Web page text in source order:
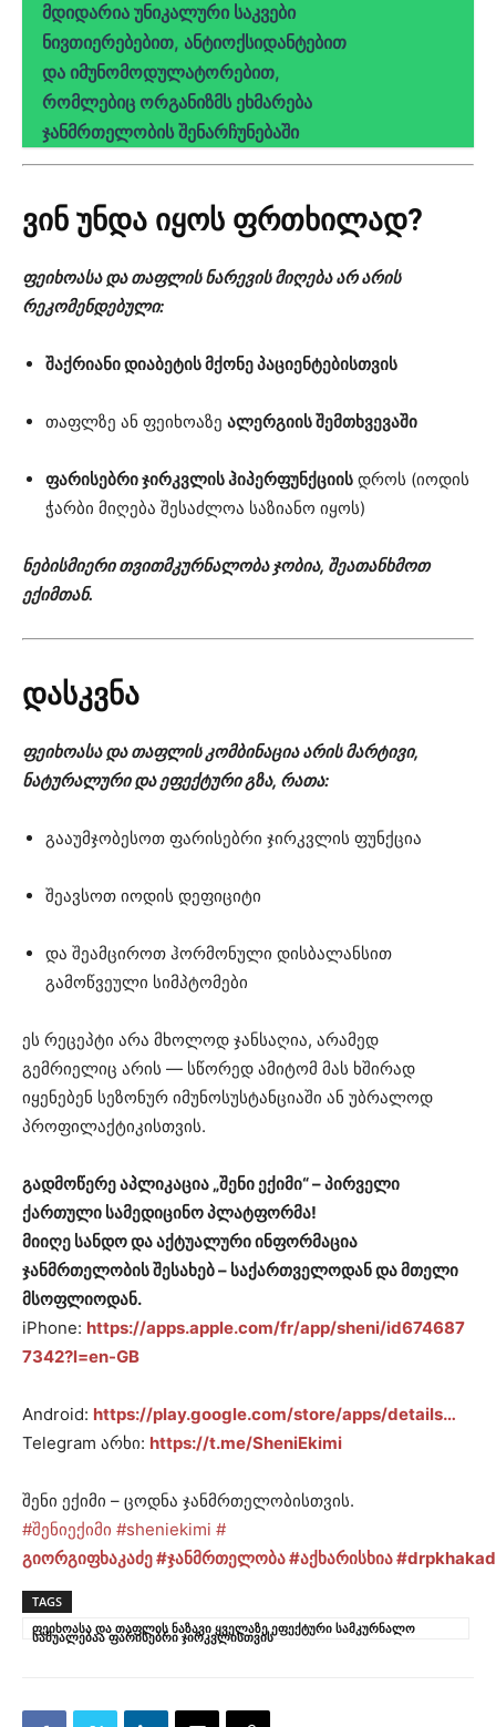
მდიდარია უნიკალური საკვები
ნივთიერებებით, ანტიოქსიდანტებით
და იმუნომოდულატორებით,
რომლებიც ორგანიზმს ეხმარება
ჯანმრთელობის შენარჩუნებაში
ვინ უნდა იყოს ფრთხილად?
ფეიხოასა და თაფლის ნარევის მიღება არ არის
რეკომენდებული:
შაქრიანი დიაბეტის მქონე პაციენტებისთვის
თაფლზე ან ფეიხოაზე ალერგიის შემთხვევაში
ფარისებრი ჯირკვლის ჰიპერფუნქციის დროს (იოდის
ჭარბი მიღება შესაძლოა საზიანო იყოს)
ნებისმიერი თვითმკურნალობა ჯობია, შეათანხმოთ
ექიმთან.
დასკვნა
ფეიხოასა და თაფლის კომბინაცია არის მარტივი,
ნატურალური და ეფექტური გზა, რათა:
გააუმჯობესოთ ფარისებრი ჯირკვლის ფუნქცია
შეავსოთ იოდის დეფიციტი
და შეამციროთ ჰორმონული დისბალანსით
გამოწვეული სიმპტომები
ეს რეცეპტი არა მხოლოდ ჯანსაღია, არამედ
გემრიელიც არის — სწორედ ამიტომ მას ხშირად
იყენებენ სეზონურ იმუნოსუსტანციაში ან უბრალოდ
პროფილაქტიკისთვის.
გადმოწერე აპლიკაცია „შენი ექიმი“ – პირველი
ქართული სამედიცინო პლატფორმა!
მიიღე სანდო და აქტუალური ინფორმაცია
ჯანმრთელობის შესახებ – საქართველოდან და მთელი
მსოფლიოდან.
iPhone: https://apps.apple.com/fr/app/sheni/id674687
7342?l=en-GB
Android: https://play.google.com/store/apps/details…
Telegram არხი: https://t.me/SheniEkimi
შენი ექიმი – ცოდნა ჯანმრთელობისთვის.
#შენიექიმი #sheniekimi #
გიორგიფხაკაძე#ჯანმრთელობა#აქხარისხია
TAGS
ფეიხოასა და თაფლის ნაზავი ყველაზე ეფექტური სამკურნალო
საშუალებაა ფარისებრი ჯირკვლისთვის